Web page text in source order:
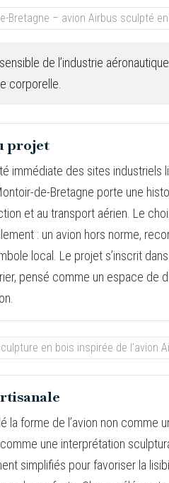
de l’industrie
corporelle.
projet
immédiate des sites industriels
de-Bretagne porte une
et au transport aérien. Le
: un avion hors norme,
local. Le projet s’inscrit
pensé comme un espace de
la forme de l’avion non comme
une interprétation
simplifiés pour favoriser la